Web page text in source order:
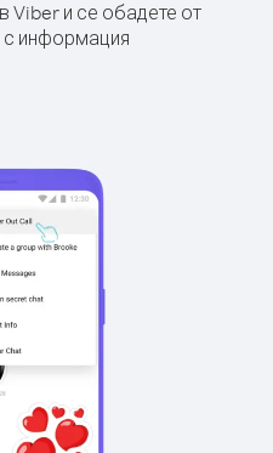
Viber и се обадете от
с информация